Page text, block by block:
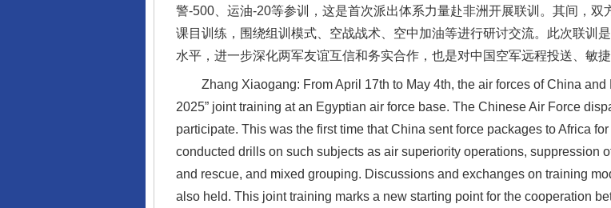
警-500、运油-20等参训，这是首次派出体系力量赴非洲开展联训。其间，
课目训练，围绕组训模式、空战战术、空中加油等进行研讨交流。此次联训
水平，进一步深化两军友谊互信和务实合作，也是对中国空军远程投送、敏
Zhang Xiaogang: From April 17th to May 4th, the air forces of China and
2025” joint training at an Egyptian air force base. The Chinese Air Force
participate. This was the first time that China sent force packages to Africa
conducted drills on such subjects as air superiority operations, suppression
and rescue, and mixed grouping. Discussions and exchanges on training
also held. This joint training marks a new starting point for the cooperation